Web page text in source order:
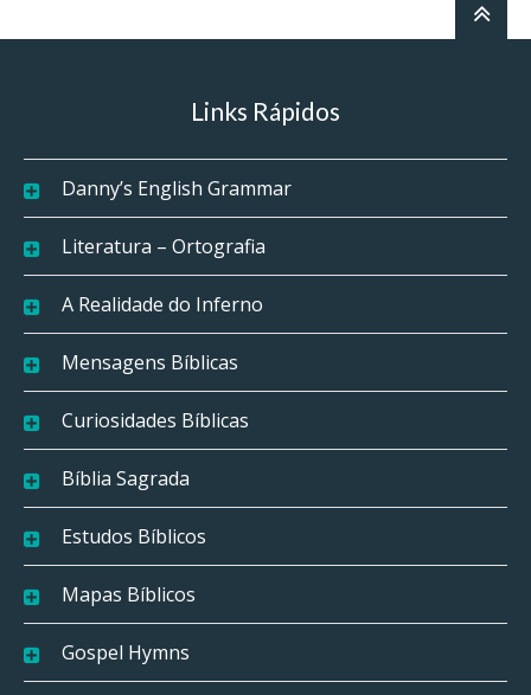
Links Rápidos
Danny’s English Grammar
Literatura – Ortografia
A Realidade do Inferno
Mensagens Bíblicas
Curiosidades Bíblicas
Bíblia Sagrada
Estudos Bíblicos
Mapas Bíblicos
Gospel Hymns